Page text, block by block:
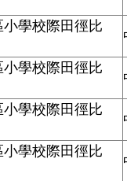
學校際田徑比
學校際田徑比
學校際田徑比
學校際田徑比